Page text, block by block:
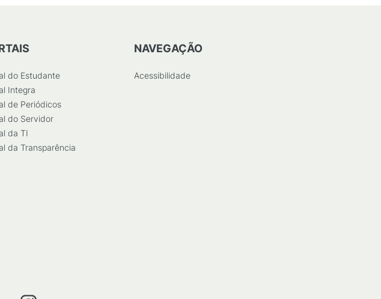
do Estudante
Integra
de Periódicos
do Servidor
da TI
da Transparência
NAVEGAÇÃO
Acessibilidade